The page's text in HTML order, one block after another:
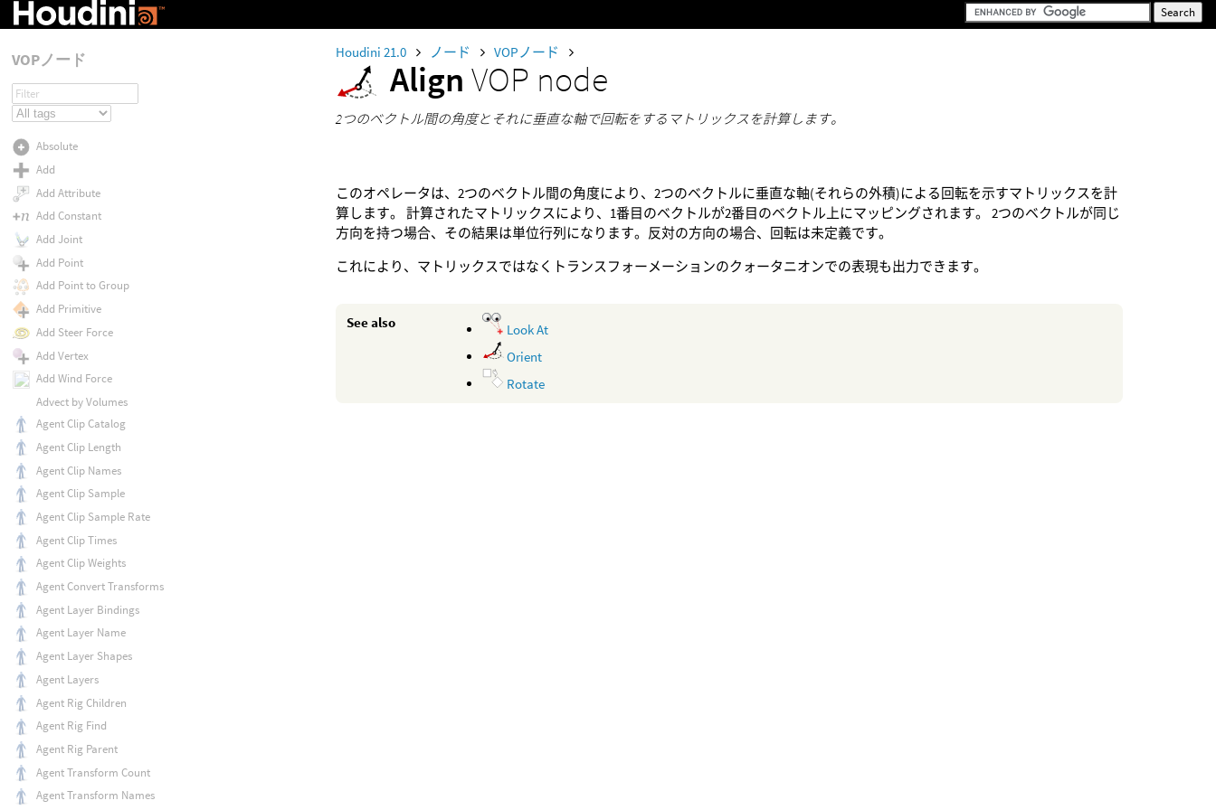
Houdini 21.0 ノード VOPノード
AlignVOP node
2つのベクトル間の角度とそれに垂直な軸で回転をするマトリックスを計算します。
このオペレータは、2つのベクトル間の角度により、2つのベクトルに垂直な軸(それらの外積)による回転を示すマトリックスを計
算します。 計算されたマトリックスにより、1番目のベクトルが2番目のベクトル上にマッピングされます。 2つのベクトルが同じ
方向を持つ場合、その結果は単位行列になります。反対の方向の場合、回転は未定義です。
これにより、マトリックスではなくトランスフォーメーションのクォータニオンでの表現も出力できます。
See also
Look At
Orient
Rotate
VOPノード
Absolute
Add
Add Attribute
Add Constant
Add Joint
Add Point
Add Point to Group
Add Primitive
Add Steer Force
Add Vertex
Add Wind Force
Advect by Volumes
Agent Clip Catalog
Agent Clip Length
Agent Clip Names
Agent Clip Sample
Agent Clip Sample Rate
Agent Clip Times
Agent Clip Weights
Agent Convert Transforms
Agent Layer Bindings
Agent Layer Name
Agent Layer Shapes
Agent Layers
Agent Rig Children
Agent Rig Find
Agent Rig Parent
Agent Transform Count
Agent Transform Names